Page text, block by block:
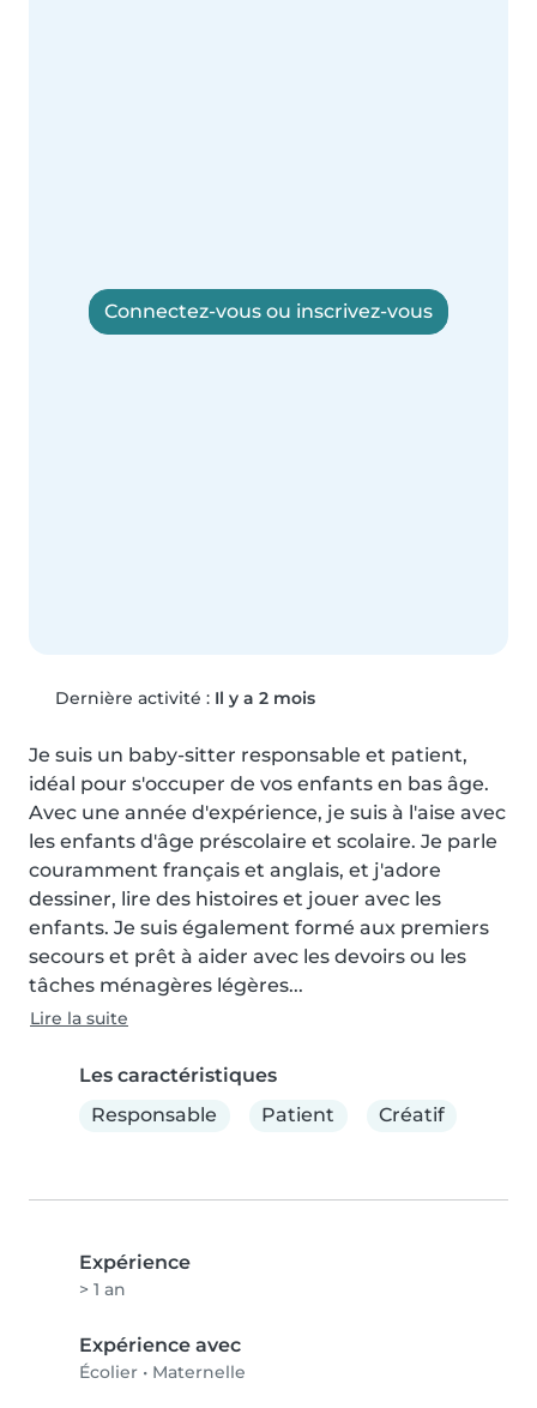
Connectez-vous ou inscrivez-vous
Dernière activité : Il y a 2 mois
Je suis un baby-sitter responsable et patient,
idéal pour s'occuper de vos enfants en bas âge.
Avec une année d'expérience, je suis à l'aise avec
les enfants d'âge préscolaire et scolaire. Je parle
couramment français et anglais, et j'adore
dessiner, lire des histoires et jouer avec les
enfants. Je suis également formé aux premiers
secours et prêt à aider avec les devoirs ou les
tâches ménagères légères...
Lire la suite
Les caractéristiques
Responsable
Patient Créatif
Expérience
> 1 an
Expérience avec
Écolier • Maternelle